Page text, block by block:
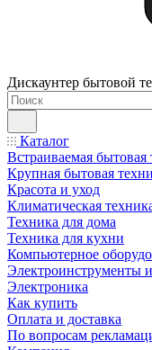
Дискаунтер бытовой
Каталог
Встраиваемая бытовая
Крупная бытовая
Красота и уход
Климатическая
Техника для дома
Техника для кухни
Компьютерное
Электроинструменты
Электроника
Как купить
Оплата и доставка
По вопросам